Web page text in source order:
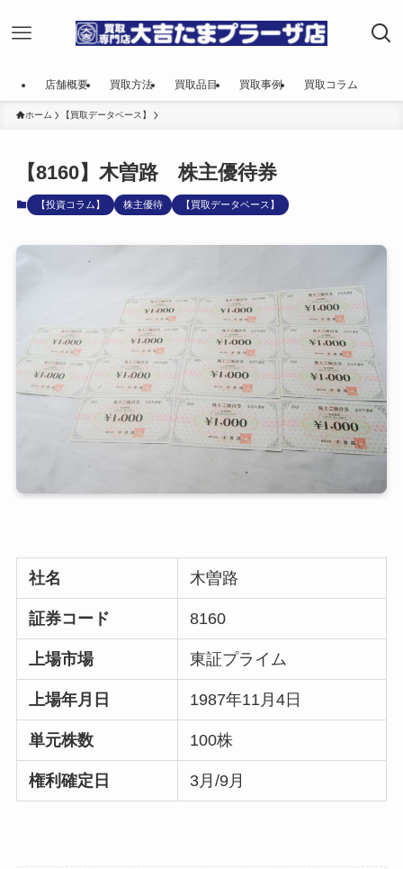
店舗概要 買取方法 買取品目 買取事例 買取コラム
ホーム 【買取データベース】
【8160】木曽路 株主優待券
【投資コラム】 株主優待 【買取データベース】
社名 木曽路
証券コード 8160
上場市場 東証プライム
上場年月日 1987年11月4日
単元株数 100株
権利確定日 3月/9月